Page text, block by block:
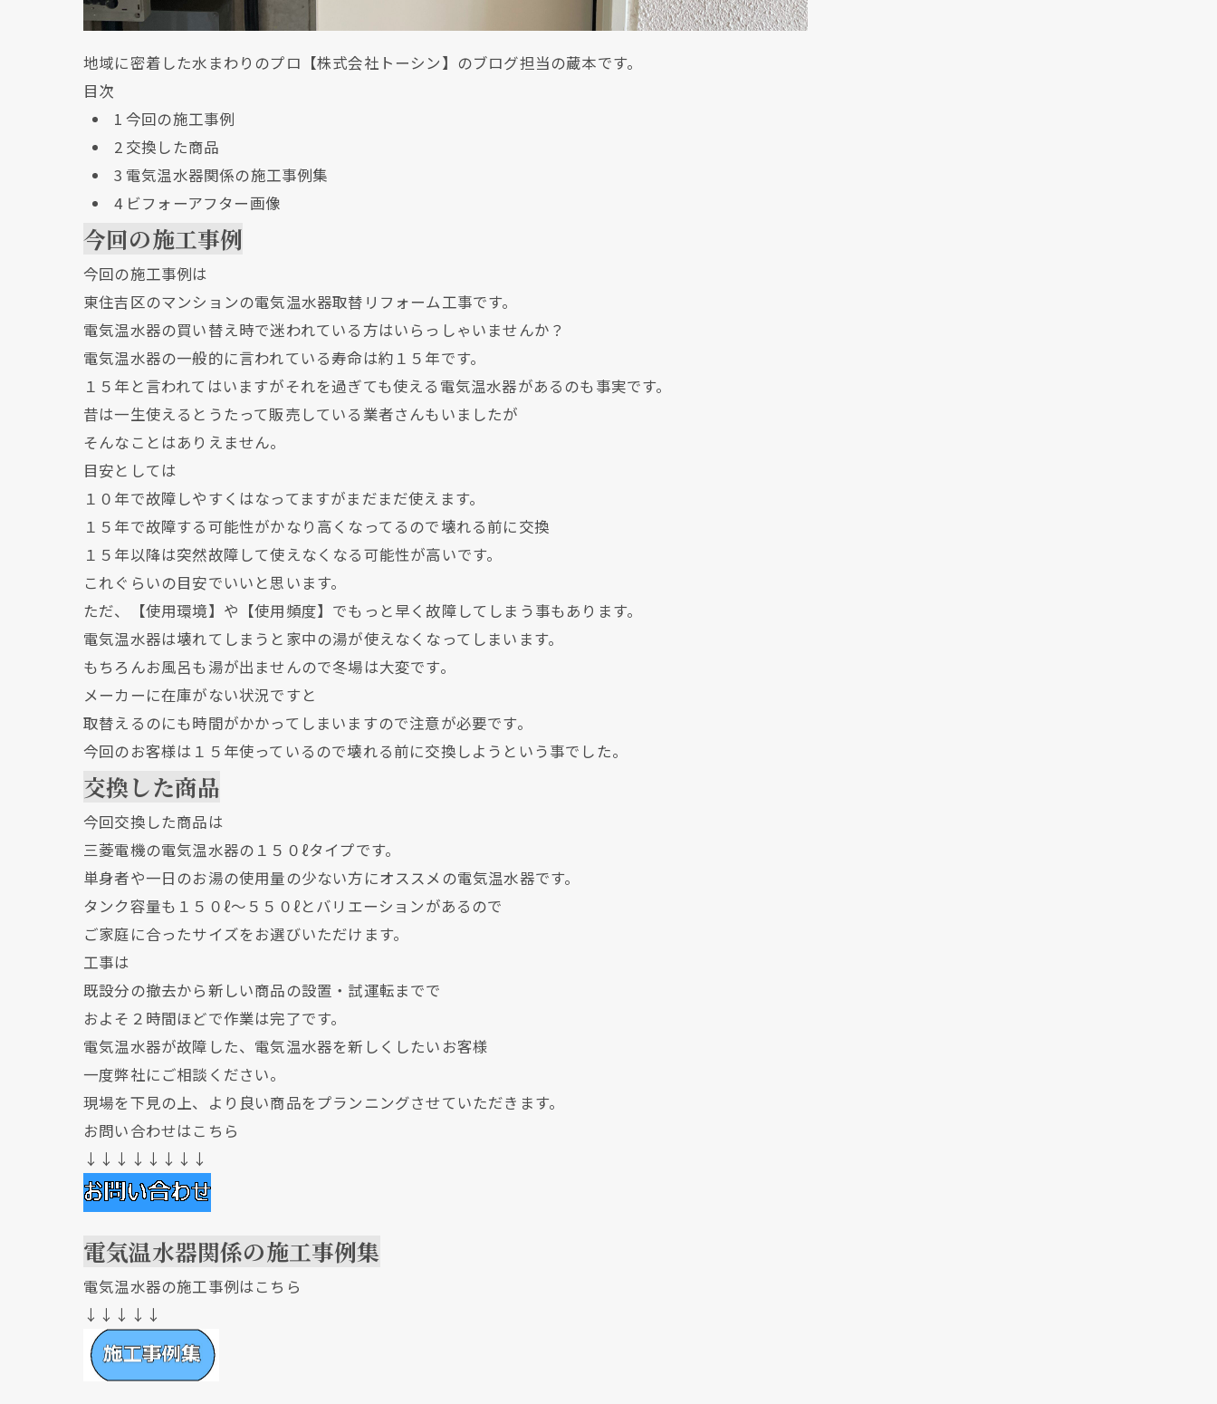
地域に密着した水まわりのプロ【株式会社トーシン】のブログ担当の蔵本です。
目次
1 今回の施工事例
2交換した商品
3 電気温水器関係の施工事例集
4ビフォーアフター画像
今回の施工事例
今回の施工事例は
東住吉区のマンションの電気温水器取替リフォーム工事です。
電気温水器の買い替え時で迷われている方はいらっしゃいませんか？
電気温水器の一般的に言われている寿命は約１５年です。
１５年と言われてはいますがそれを過ぎても使える電気温水器があるのも事実です。
昔は一生使えるとうたって販売している業者さんもいましたが
そんなことはありえません。
目安としては
１０年で故障しやすくはなってますがまだまだ使えます。
１５年で故障する可能性がかなり高くなってるので壊れる前に交換
１５年以降は突然故障して使えなくなる可能性が高いです。
これぐらいの目安でいいと思います。
ただ、【使用環境】や【使用頻度】でもっと早く故障してしまう事もあります。
電気温水器は壊れてしまうと家中の湯が使えなくなってしまいます。
もちろんお風呂も湯が出ませんので冬場は大変です。
メーカーに在庫がない状況ですと
取替えるのにも時間がかかってしまいますので注意が必要です。
今回のお客様は１５年使っているので壊れる前に交換しようという事でした。
交換した商品
今回交換した商品は
三菱電機の電気温水器の１５０ℓタイプです。
単身者や一日のお湯の使用量の少ない方にオススメの電気温水器です。
タンク容量も１５０ℓ～５５０ℓとバリエーションがあるので
ご家庭に合ったサイズをお選びいただけます。
工事は
既設分の撤去から新しい商品の設置・試運転までで
およそ２時間ほどで作業は完了です。
電気温水器が故障した、電気温水器を新しくしたいお客様
一度弊社にご相談ください。
現場を下見の上、より良い商品をプランニングさせていただきます。
お問い合わせはこちら
↓↓↓↓↓↓↓↓
電気温水器関係の施工事例集
電気温水器の施工事例はこちら
↓↓↓↓↓